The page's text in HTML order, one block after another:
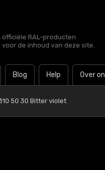
RAL-producten
de inhoud van deze site.
Blog Help Over
50 30 Bitter violet